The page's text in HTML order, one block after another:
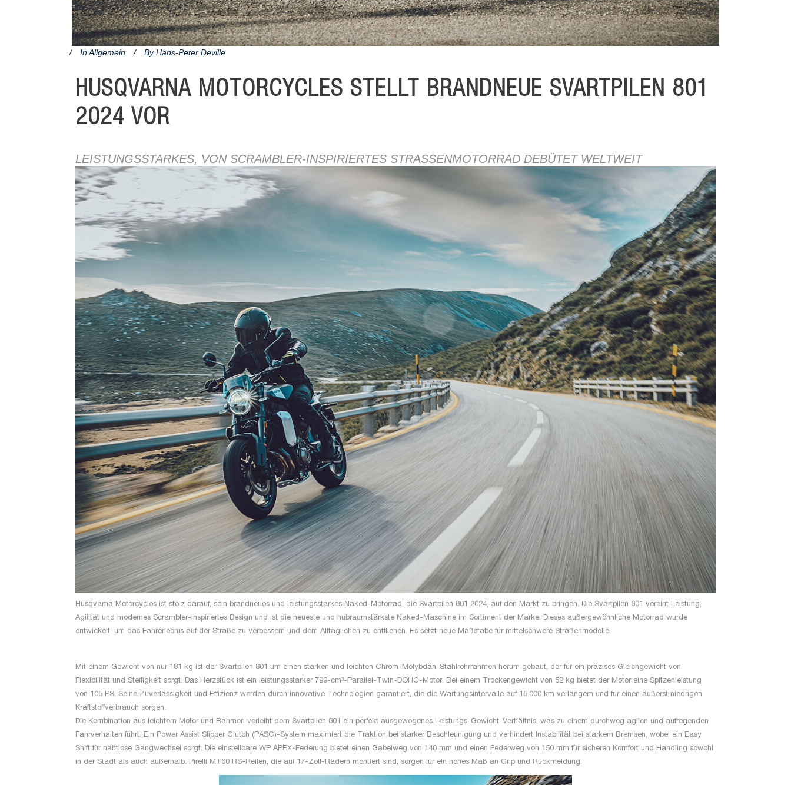
InAllgemein By Hans-Peter Deville
HUSQVARNA MOTORCYCLES STELLT BRANDNEUE SVARTPILEN 801
2024 VOR
LEISTUNGSSTARKES, VON SCRAMBLER-INSPIRIERTES STRASSENMOTORRAD DEBÜTET WELTWEIT
Husqvarna Motorcycles ist stolz darauf, sein brandneues und leistungsstarkes Naked-Motorrad, die Svartpilen 801 2024, auf den Markt zu bringen. Die Svartpilen 801 vereint Leistung,
Agilität und modernes Scrambler-inspiriertes Design und ist die neueste und hubraumstärkste Naked-Maschine im Sortiment der Marke. Dieses außergewöhnliche Motorrad wurde
entwickelt, um das Fahrerlebnis auf der Straße zu verbessern und dem Alltäglichen zu entfliehen. Es setzt neue Maßstäbe für mittelschwere Straßenmodelle.
Mit einem Gewicht von nur 181 kg ist der Svartpilen 801 um einen starken und leichten Chrom-Molybdän-Stahlrohrrahmen herum gebaut, der für ein präzises Gleichgewicht von
Flexibilität und Steifigkeit sorgt. Das Herzstück ist ein leistungsstarker 799-cm³-Parallel-Twin-DOHC-Motor. Bei einem Trockengewicht von 52 kg bietet der Motor eine Spitzenleistung
von 105 PS. Seine Zuverlässigkeit und Effizienz werden durch innovative Technologien garantiert, die die Wartungsintervalle auf 15.000 km verlängern und für einen äußerst niedrigen
Kraftstoffverbrauch sorgen.
Die Kombination aus leichtem Motor und Rahmen verleiht dem Svartpilen 801 ein perfekt ausgewogenes Leistungs-Gewicht-Verhältnis, was zu einem durchweg agilen und aufregenden
Fahrverhalten führt. Ein Power Assist Slipper Clutch (PASC)-System maximiert die Traktion bei starker Beschleunigung und verhindert Instabilität bei starkem Bremsen, wobei ein Easy
Shift für nahtlose Gangwechsel sorgt. Die einstellbare WP APEX-Federung bietet einen Gabelweg von 140 mm und einen Federweg von 150 mm für sicheren Komfort und Handling sowohl
in der Stadt als auch außerhalb. Pirelli MT60 RS-Reifen, die auf 17-Zoll-Rädern montiert sind, sorgen für ein hohes Maß an Grip und Rückmeldung.